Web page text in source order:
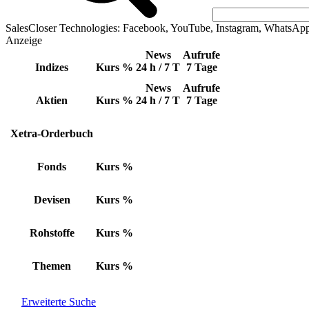
SalesCloser Technologies: Facebook, YouTube, Instagram,
Anzeige
Indizes Kurs %
News
24 h / 7 T
Aufrufe
7 Tage
Aktien Kurs %
News
24 h / 7 T
Aufrufe
7 Tage
Xetra-Orderbuch
Fonds Kurs %
Devisen Kurs %
Rohstoffe Kurs %
Themen Kurs %
Erweiterte Suche